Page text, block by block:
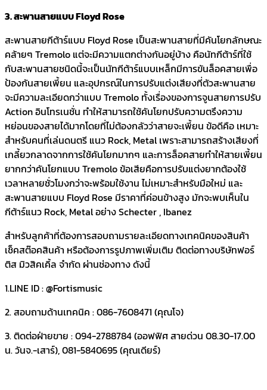
3. สะพานสายแบบ Floyd Rose
สะพานสายกีต้าร์แบบ Floyd Rose เป็นสะพานสายที่มีคันโยกลักษณะ
คล้ายๆ Tremolo แต่จะมีความแตกต่างกันอยู่บ้าง คือนัทกีต้าร์ที่ใช้
กับสะพานสายชนิดนี้จะเป็นนัทกีต้าร์แบบเหล็กมีการขันล็อคสายเพื่อ
ป้องกันสายเพี้ยน และอุปกรณ์ในการปรับแต่งเสียงที่ตัวสะพานสาย
จะมีความละเอียดกว่าแบบ Tremolo ทั้งเรื่องของการจูนสายการปรับ
Action อินโทรเนชั่น ทำให้สามารถใช้คันโยกปรับความตรึงความ
หย่อนของสายได้มากโดยที่ไม่ต้องกลัวว่าสายจะเพี้ยน ข้อดีคือ เหมาะ
สำหรับคนที่เล่นดนตรี แนว Rock, Metal เพราะสามารถสร้างเสียงที่
เกลี้ยวกลาดจากการใช้คันโยกมากๆ และการล็อคสายทำให้สายเพี้ยน
ยากกว่าคันโยกแบบ Tremolo ข้อเสียคือการปรับแต่งยากต้องใช้
เวลาหลายชั่วโมงกว่าจะพร้อมใช้งาน ไม่เหมาะสำหรับมือใหม่ และ
สะพานสายแบบ Floyd Rose มีราคาที่ค่อนข้างสูง มักจะพบเห็นใน
กีต้าร์แนว Rock, Metal อย่าง Schecter , Ibanez
สำหรับลูกค้าที่ต้องการสอบถามรายละเอียดทางเทคนิคของสินค้า
เช็คสต๊อคสินค้า หรือต้องการรูปภาพเพิ่มเติม ติดต่อทางบริษัทฟอร์
ติส มิวสิคเคิ้ล จำกัด ผ่านช่องทาง ดังนี้
1.LINE ID : @Fortismusic
2. สอบถามด้านเทคนิค : 086-7608471 (คุณโจ)
3. ติดต่อฝ่ายขาย : 094-2788784 (ออฟฟิศ สายด่วน 08.30-17.00
น. วันจ.-เสาร์), 081-5840695 (คุณเดียร์)